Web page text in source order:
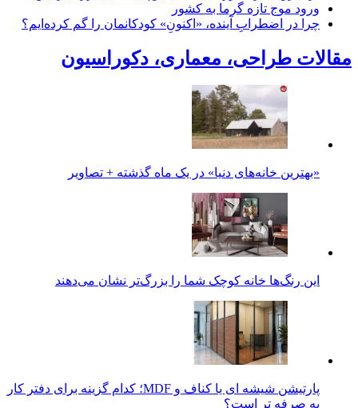
ورود موج تازه گرما به کشور
چرا در اضطرابِ آینده، «اکنونِ» کودکانمان را گم کرده‌ایم؟
مقالات طراحی، معماری، دکوراسیون
«بهترین خانه‌های دنیا» در یک ماه گذشته + تصاویر
این رنگ‌ها خانه کوچک شما را بزرگ‌تر نشان می‌دهند
پارتیشن شیشه ای یا کناف و MDF؛ کدام گزینه برای دفتر کار
به صرفه تر است؟